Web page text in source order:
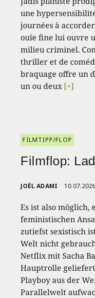
une
journées à
ouïe fine lui ouvre
milieu criminel.
thriller et de
braquage offre un
un ou deux[+]
FILMTIPP/FLOP
Filmflop:
JOËL ADAMI 10.07.2026
Es ist also
feministischen
zutiefst sexistisch
Welt nicht
Netflix mit Sacha
Hauptrolle
Playboy aus der
Parallelwelt